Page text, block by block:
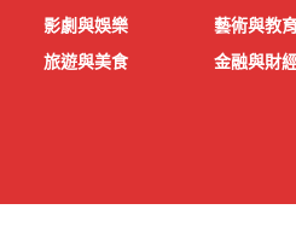
影劇與娛樂
旅遊與美食
藝術與教
金融與財